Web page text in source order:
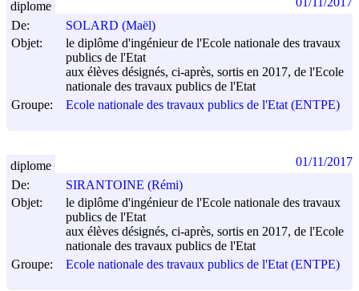
De:
SOLARD (Maël)
Objet:
le diplôme d'ingénieur de l'Ecole nationale des travaux
publics de l'Etat
aux élèves désignés, ci-après, sortis en 2017, de l'Ecole
nationale des travaux publics de l'Etat
Groupe:
Ecole nationale des travaux publics de l'Etat (ENTPE)
diplome
De:
SIRANTOINE (Rémi)
Objet:
le diplôme d'ingénieur de l'Ecole nationale des travaux
publics de l'Etat
aux élèves désignés, ci-après, sortis en 2017, de l'Ecole
nationale des travaux publics de l'Etat
Groupe:
Ecole nationale des travaux publics de l'Etat (ENTPE)
diplome 01/11/2017